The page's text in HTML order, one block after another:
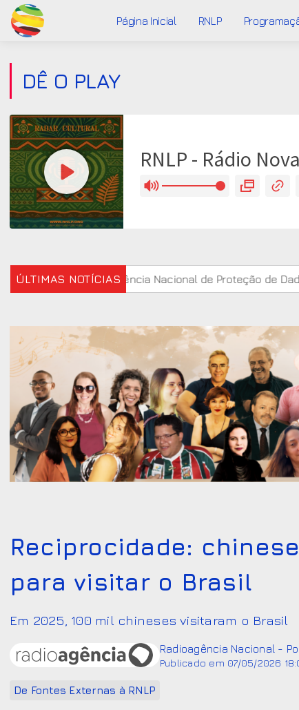
Página Inicial RNLP
DÊ O PLAY
ÚLTIMAS NOTÍCIAS
Agência Nacional de Proteção de Dados
Reciprocidade:
para visitar o Brasil
Em 2025, 100 mil chineses visitaram o Brasil
Radioagência Nacional -
Publicado em 07/05/2026
De Fontes Externas à RNLP